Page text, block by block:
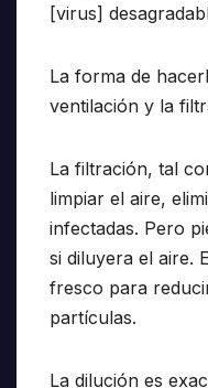
[virus]
La forma de
ventilación y la
La filtración, tal
limpiar el aire,
infectadas. Pero
si diluyera el aire.
fresco para
partículas.
La dilución es